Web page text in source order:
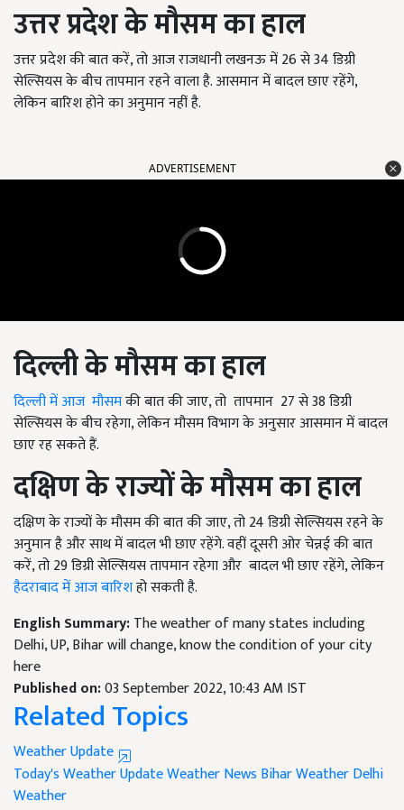
उत्तर प्रदेश के मौसम का हाल
उत्तर प्रदेश की बात करें, तो आज राजधानी लखनऊ में 26 से 34 डिग्री
सेल्सियस के बीच तापमान रहने वाला है. आसमान में बादल छाए रहेंगे,
लेकिन बारिश होने का अनुमान नहीं है.
ADVERTISEMENT
दिल्ली के मौसम का हाल
दिल्ली में आज मौसमकी बात की जाए, तो तापमान 27 से 38 डिग्री
सेल्सियस के बीच रहेगा, लेकिन मौसम विभाग के अनुसार आसमान में बादल
छाए रह सकते हैं.
दक्षिण के राज्यों के मौसम का हाल
दक्षिण के राज्यों के मौसम की बात की जाए, तो 24 डिग्री सेल्सियस रहने के
अनुमान है और साथ में बादल भी छाए रहेंगे. वहीं दूसरी ओर चेन्नई की बात
करें, तो 29 डिग्री सेल्सियस तापमान रहेगा और बादल भी छाए रहेंगे, लेकिन
हैदराबाद में आज बारिशहो सकती है.
English Summary:The weather of many states including
Delhi, UP, Bihar will change, know the condition of your city
here
Published on:03 September 2022, 10:43 AM IST
Related Topics
Weather Update
Today's Weather UpdateWeather News Bihar WeatherDelhi
Weather